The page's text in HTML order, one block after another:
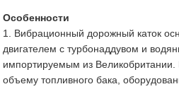
Особенности
1. Вибрационный дорожный каток
двигателем с турбонаддувом и
импортируемым из
объему топливного бака,